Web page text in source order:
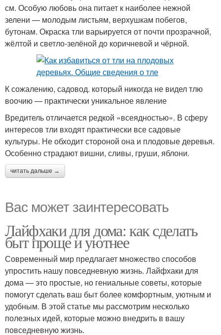
см. Особую любовь она питает к наиболее нежной
зелени — молодым листьям, верхушкам побегов,
бутонам. Окраска тли варьируется от почти прозрачной,
жёлтой и светло-зелёной до коричневой и чёрной.
К сожалению, садовод. который никогда не видел тлю
воочию — практически уникальное явление
Вредитель отличается редкой «всеядностью». В сферу
интересов тли входят практически все садовые
культуры. Не обходит стороной она и плодовые деревья.
Особенно страдают вишни, сливы, груши, яблони.
читать дальше →
Вас может заинтересовать
Лайфхаки для дома: как сделать
быт проще и уютнее
Современный мир предлагает множество способов
упростить нашу повседневную жизнь. Лайфхаки для
дома — это простые, но гениальные советы, которые
помогут сделать ваш быт более комфортным, уютным и
удобным. В этой статье мы рассмотрим несколько
полезных идей, которые можно внедрить в вашу
повседневную жизнь.